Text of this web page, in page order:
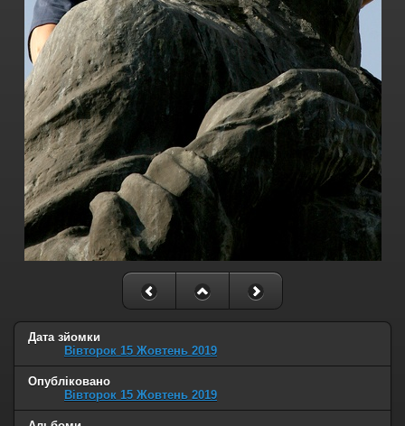
Дата зйомки
Вівторок 15 Жовтень 2019
Опубліковано
Вівторок 15 Жовтень 2019